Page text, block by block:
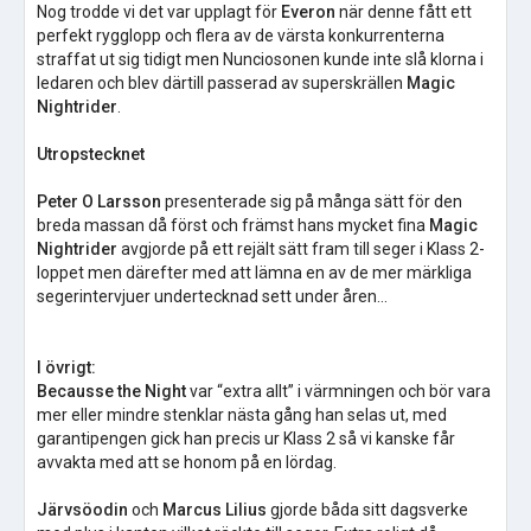
Nog trodde vi det var upplagt för Everon när denne fått ett
perfekt rygglopp och flera av de värsta konkurrenterna
straffat ut sig tidigt men Nunciosonen kunde inte slå klorna i
ledaren och blev därtill passerad av superskrällen Magic
Nightrider
Utropstecknet
Peter O Larsson presenterade sig på många sätt för den
breda massan då först och främst hans mycket fina Magic
Nightrider avgjorde på ett rejält sätt fram till seger i Klass 2-
loppet men därefter med att lämna en av de mer märkliga
segerintervjuer undertecknad sett under åren…
I övrigt:
Becausse the Nightvar “extra allt” i värmningen och bör vara
mer eller mindre stenklar nästa gång han selas ut, med
garantipengen gick han precis ur Klass 2 så vi kanske får
avvakta med att se honom på en lördag.
Järvsöodin och Marcus Lilius gjorde båda sitt dagsverke